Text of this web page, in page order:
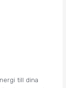
till dina